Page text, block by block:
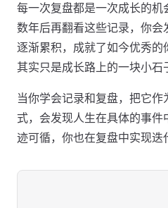
每一次复盘都是一次成长的
数年后再翻看这些记录，你
逐渐累积，成就了如今优秀的
其实只是成长路上的一块小石
当你学会记录和复盘，把它
式，会发现人生在具体的事
迹可循，你也在复盘中实现迭